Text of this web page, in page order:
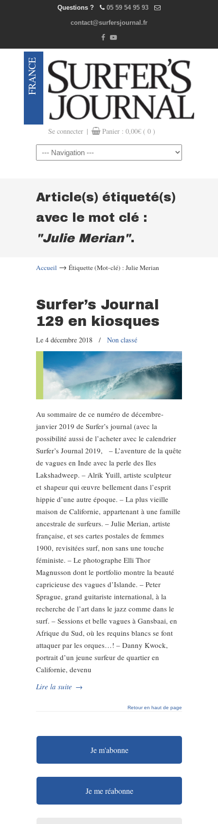
Questions ? 05 59 54 95 93
contact@surfersjournal.fr
Se connecter | Panier : 0,00€ ( 0 )
Navigation
Article(s) étiqueté(s)
avec le mot clé :
"Julie Merian".
Accueil → Étiquette (Mot-clé) : Julie Merian
Surfer’s Journal
129 en kiosques
Le 4 décembre 2018 / Non classé
Au sommaire de ce numéro de décembre-
janvier 2019 de Surfer’s journal (avec la
possibilité aussi de l’acheter avec le calendrier
Surfer’s Journal 2019, – L’aventure de la quête
de vagues en Inde avec la perle des Iles
Lakshadweep. – Alrik Yuill, artiste sculpteur
et shapeur qui œuvre bellement dans l’esprit
hippie d’une autre époque. – La plus vieille
maison de Californie, appartenant à une famille
ancestrale de surfeurs. – Julie Merian, artiste
française, et ses cartes postales de femmes
1900, revisitées surf, non sans une touche
féministe. – Le photographe Elli Thor
Magnusson dont le portfolio montre la beauté
capricieuse des vagues d’Islande. – Peter
Sprague, grand guitariste international, à la
recherche de l’art dans le jazz comme dans le
surf. – Sessions et belle vagues à Gansbaai, en
Afrique du Sud, où les requins blancs se font
attaquer par les orques…! – Danny Kwock,
portrait d’un jeune surfeur de quartier en
Californie, devenu
Lire la suite →
Retour en haut de page
Je m'abonne
Je me réabonne